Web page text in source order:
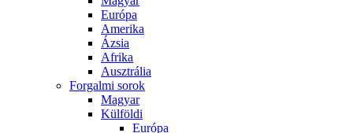
Európa
Amerika
Ázsia
Afrika
Ausztrália
Forgalmi sorok
Magyar
Külföldi
Európa